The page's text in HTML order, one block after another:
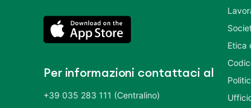
Per informazioni contattaci al
+39 035 283 111 (Centralino)
Etica